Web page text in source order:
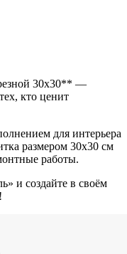
30х30** —
кто ценит
для интерьера
размером 30х30 см
работы.
и создайте в своём